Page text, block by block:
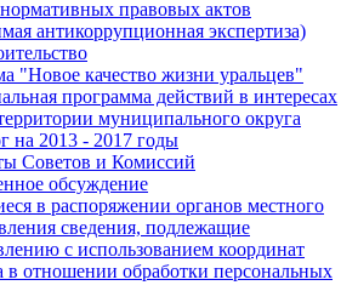
правовых актов
антикоррупционная экспертиза)
"Новое качество жизни уральцев"
программа действий в интересах
муниципального округа
на 2013 - 2017 годы
Советов и Комиссий
обсуждение
в распоряжении органов местного
сведения, подлежащие
с использованием координат
в отношении обработки персональных